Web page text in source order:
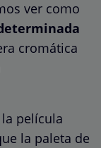
ver como
cromática
película
la paleta de